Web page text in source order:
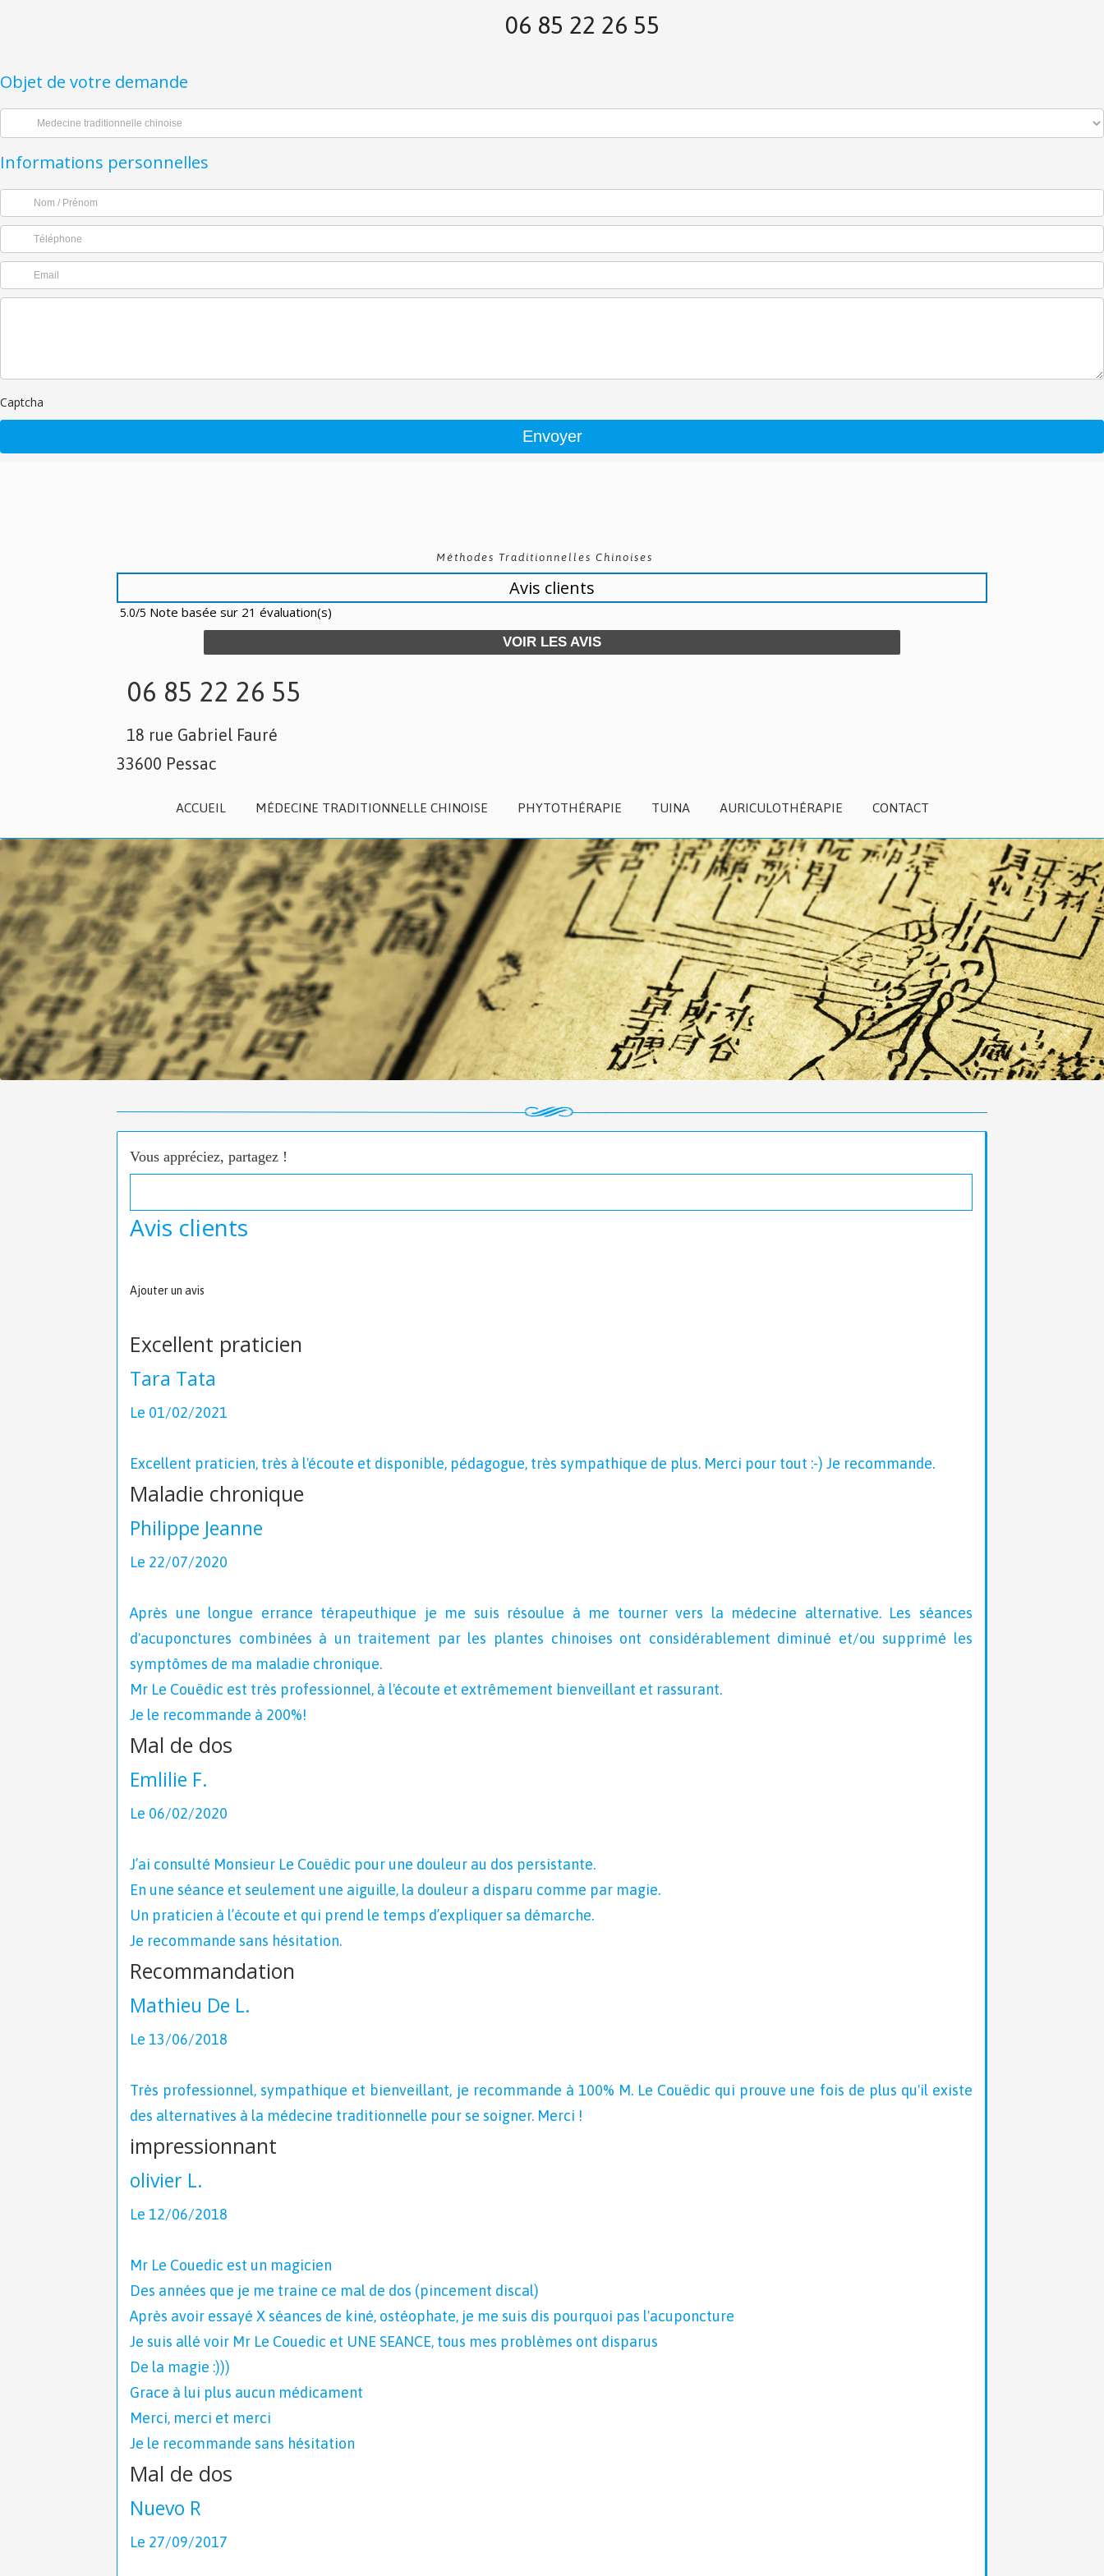
06 85 22 26 55
Objet de votre demande
Informations personnelles
Captcha
Méthodes Traditionnelles Chinoises
Avis clients
5.0/5 Note basée sur 21 évaluation(s)
VOIR LES AVIS
06 85 22 26 55
18 rue Gabriel Fauré
33600 Pessac
ACCUEIL MÉDECINE TRADITIONNELLE CHINOISE PHYTOTHÉRAPIE TUINA AURICULOTHÉRAPIE CONTACT
Vous appréciez, partagez !
Avis clients
Ajouter un avis
Excellent praticien
Tara Tata
Le 01/02/2021
Excellent praticien, très à l'écoute et disponible, pédagogue, très sympathique de plus. Merci pour tout :-) Je recommande.
Maladie chronique
Philippe Jeanne
Le 22/07/2020
Après une longue errance térapeuthique je me suis résoulue à me tourner vers la médecine alternative. Les séances
d'acuponctures combinées à un traitement par les plantes chinoises ont considérablement diminué et/ou supprimé les
symptômes de ma maladie chronique.
Mr Le Couëdic est très professionnel, à l'écoute et extrêmement bienveillant et rassurant.
Je le recommande à 200%!
Mal de dos
Emlilie F.
Le 06/02/2020
J’ai consulté Monsieur Le Couëdic pour une douleur au dos persistante.
En une séance et seulement une aiguille, la douleur a disparu comme par magie.
Un praticien à l’écoute et qui prend le temps d’expliquer sa démarche.
Je recommande sans hésitation.
Recommandation
Mathieu De L.
Le 13/06/2018
Très professionnel, sympathique et bienveillant, je recommande à 100% M. Le Couëdic qui prouve une fois de plus qu'il existe
des alternatives à la médecine traditionnelle pour se soigner. Merci !
impressionnant
olivier L.
Le 12/06/2018
Mr Le Couedic est un magicien
Des années que je me traine ce mal de dos (pincement discal)
Après avoir essayé X séances de kiné, ostéophate, je me suis dis pourquoi pas l'acuponcture
Je suis allé voir Mr Le Couedic et UNE SEANCE, tous mes problèmes ont disparus
De la magie :)))
Grace à lui plus aucun médicament
Merci, merci et merci
Je le recommande sans hésitation
Mal de dos
Nuevo R
Le 27/09/2017